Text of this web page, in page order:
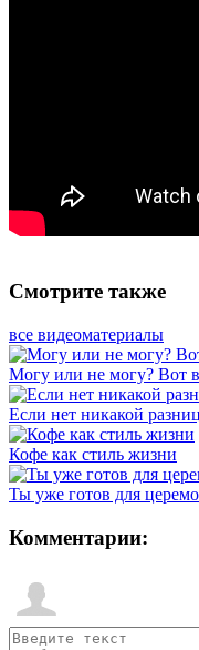
Смотрите также
все видеоматериалы
Могу или не могу? Вот
Если нет никакой
Кофе как стиль жизни
Ты уже готов для
Комментарии: